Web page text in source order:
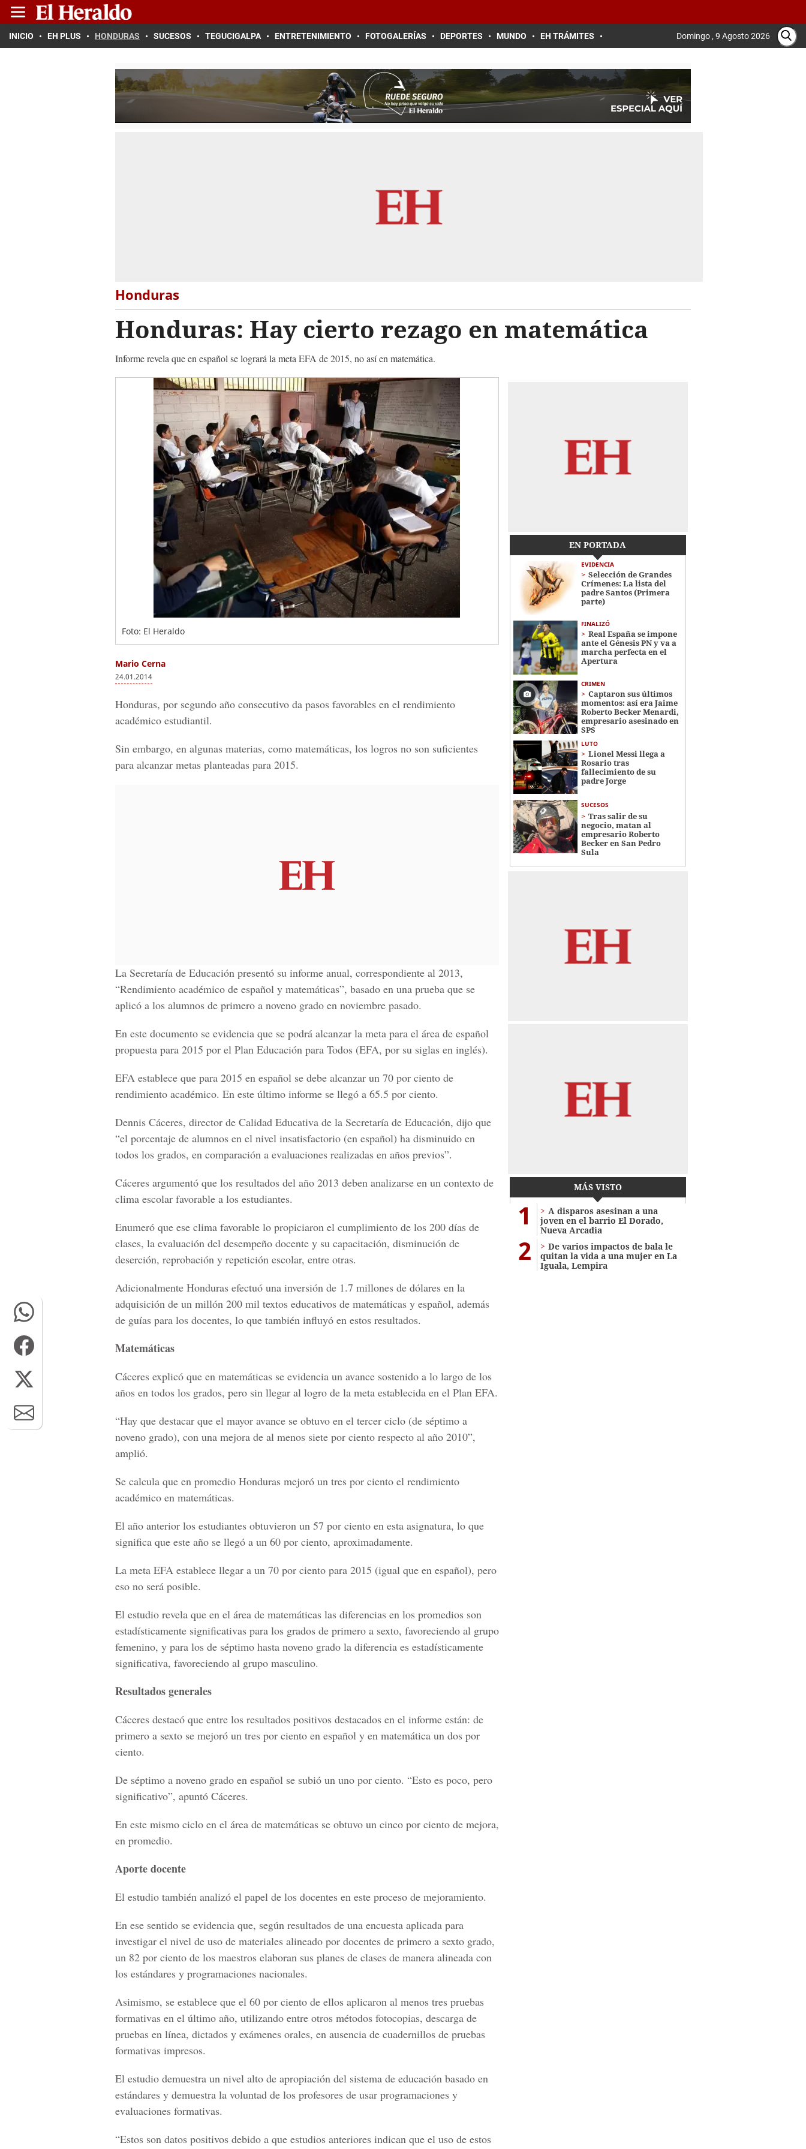
INICIO EH PLUS HONDURAS SUCESOS TEGUCIGALPA ENTRETENIMIENTO FOTOGALERÍAS DEPORTES MUNDO EH TRÁMITES Domingo , 9 Agosto 2026
Honduras
Honduras: Hay cierto rezago en matemática
Informe revela que en español se logrará la meta EFA de 2015, no así en matemática.
Foto: El Heraldo
Mario Cerna
24.01.2014
Honduras, por segundo año consecutivo da pasos favorables en el rendimiento
académico estudiantil.
Sin embargo, en algunas materias, como matemáticas, los logros no son suficientes
para alcanzar metas planteadas para 2015.
La Secretaría de Educación presentó su informe anual, correspondiente al 2013,
“Rendimiento académico de español y matemáticas”, basado en una prueba que se
aplicó a los alumnos de primero a noveno grado en noviembre pasado.
En este documento se evidencia que se podrá alcanzar la meta para el área de español
propuesta para 2015 por el Plan Educación para Todos (EFA, por su siglas en inglés).
EFA establece que para 2015 en español se debe alcanzar un 70 por ciento de
rendimiento académico. En este último informe se llegó a 65.5 por ciento.
Dennis Cáceres, director de Calidad Educativa de la Secretaría de Educación, dijo que
“el porcentaje de alumnos en el nivel insatisfactorio (en español) ha disminuido en
todos los grados, en comparación a evaluaciones realizadas en años previos”.
Cáceres argumentó que los resultados del año 2013 deben analizarse en un contexto de
clima escolar favorable a los estudiantes.
Enumeró que ese clima favorable lo propiciaron el cumplimiento de los 200 días de
clases, la evaluación del desempeño docente y su capacitación, disminución de
deserción, reprobación y repetición escolar, entre otras.
Adicionalmente Honduras efectuó una inversión de 1.7 millones de dólares en la
adquisición de un millón 200 mil textos educativos de matemáticas y español, además
de guías para los docentes, lo que también influyó en estos resultados.
Matemáticas
Cáceres explicó que en matemáticas se evidencia un avance sostenido a lo largo de los
años en todos los grados, pero sin llegar al logro de la meta establecida en el Plan EFA.
“Hay que destacar que el mayor avance se obtuvo en el tercer ciclo (de séptimo a
noveno grado), con una mejora de al menos siete por ciento respecto al año 2010”,
amplió.
Se calcula que en promedio Honduras mejoró un tres por ciento el rendimiento
académico en matemáticas.
El año anterior los estudiantes obtuvieron un 57 por ciento en esta asignatura, lo que
significa que este año se llegó a un 60 por ciento, aproximadamente.
La meta EFA establece llegar a un 70 por ciento para 2015 (igual que en español), pero
eso no será posible.
El estudio revela que en el área de matemáticas las diferencias en los promedios son
estadísticamente significativas para los grados de primero a sexto, favoreciendo al grupo
femenino, y para los de séptimo hasta noveno grado la diferencia es estadísticamente
significativa, favoreciendo al grupo masculino.
Resultados generales
Cáceres destacó que entre los resultados positivos destacados en el informe están: de
primero a sexto se mejoró un tres por ciento en español y en matemática un dos por
ciento.
De séptimo a noveno grado en español se subió un uno por ciento. “Esto es poco, pero
significativo”, apuntó Cáceres.
En este mismo ciclo en el área de matemáticas se obtuvo un cinco por ciento de mejora,
en promedio.
Aporte docente
El estudio también analizó el papel de los docentes en este proceso de mejoramiento.
En ese sentido se evidencia que, según resultados de una encuesta aplicada para
investigar el nivel de uso de materiales alineado por docentes de primero a sexto grado,
un 82 por ciento de los maestros elaboran sus planes de clases de manera alineada con
los estándares y programaciones nacionales.
Asimismo, se establece que el 60 por ciento de ellos aplicaron al menos tres pruebas
formativas en el último año, utilizando entre otros métodos fotocopias, descarga de
pruebas en línea, dictados y exámenes orales, en ausencia de cuadernillos de pruebas
formativas impresos.
El estudio demuestra un nivel alto de apropiación del sistema de educación basado en
estándares y demuestra la voluntad de los profesores de usar programaciones y
evaluaciones formativas.
“Estos son datos positivos debido a que estudios anteriores indican que el uso de estos
EN PORTADA
EVIDENCIA
Selección de Grandes
Crímenes: La lista del
padre Santos (Primera
parte)
FINALIZÓ
Real España se impone
ante el Génesis PN y va a
marcha perfecta en el
Apertura
CRIMEN
Captaron sus últimos
momentos: así era Jaime
Roberto Becker Menardi​​​,
empresario asesinado en
SPS
LUTO
Lionel Messi llega a
Rosario tras
fallecimiento de su
padre Jorge
SUCESOS
Tras salir de su
negocio, matan al
empresario Roberto
Becker en San Pedro
Sula
MÁS VISTO
1
A disparos asesinan a una
joven en el barrio El Dorado,
Nueva Arcadia
2
De varios impactos de bala le
quitan la vida a una mujer en La
Iguala, Lempira